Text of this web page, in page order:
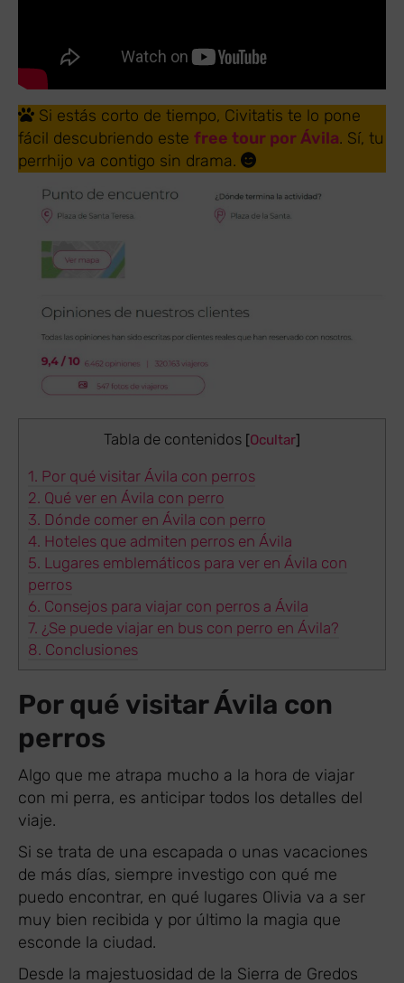
Si estás corto de tiempo, Civitatis te lo pone
fácil descubriendo este free tour por Ávila. Sí, tu
perrhijo va contigo sin drama.
Tabla de contenidos [Ocultar]
1. Por qué visitar Ávila con perros
2. Qué ver en Ávila con perro
3. Dónde comer en Ávila con perro
4. Hoteles que admiten perros en Ávila
5. Lugares emblemáticos para ver en Ávila con
perros
6. Consejos para viajar con perros a Ávila
7. ¿Se puede viajar en bus con perro en Ávila?
8. Conclusiones
Por qué visitar Ávila con
perros
Algo que me atrapa mucho a la hora de viajar
con mi perra, es anticipar todos los detalles del
viaje.
Si se trata de una escapada o unas vacaciones
de más días, siempre investigo con qué me
puedo encontrar, en qué lugares Olivia va a ser
muy bien recibida y por último la magia que
esconde la ciudad.
Desde la majestuosidad de la Sierra de Gredos